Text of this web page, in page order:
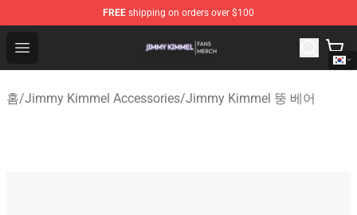
FREE shipping on orders over $100
Open menu
Jimmy Kimmel Shop - Official Jimmy Kimmel
홈/Jimmy Kimmel Accessories/Jimmy Kimmel 뚱 베어